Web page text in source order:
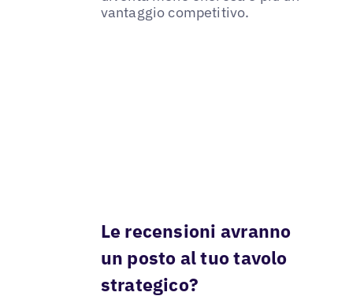
vantaggio competitivo.
Le recensioni avranno
un posto al tuo tavolo
strategico?